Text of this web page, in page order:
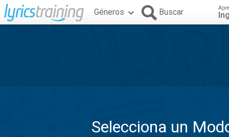
Géneros Buscar
Selecciona un